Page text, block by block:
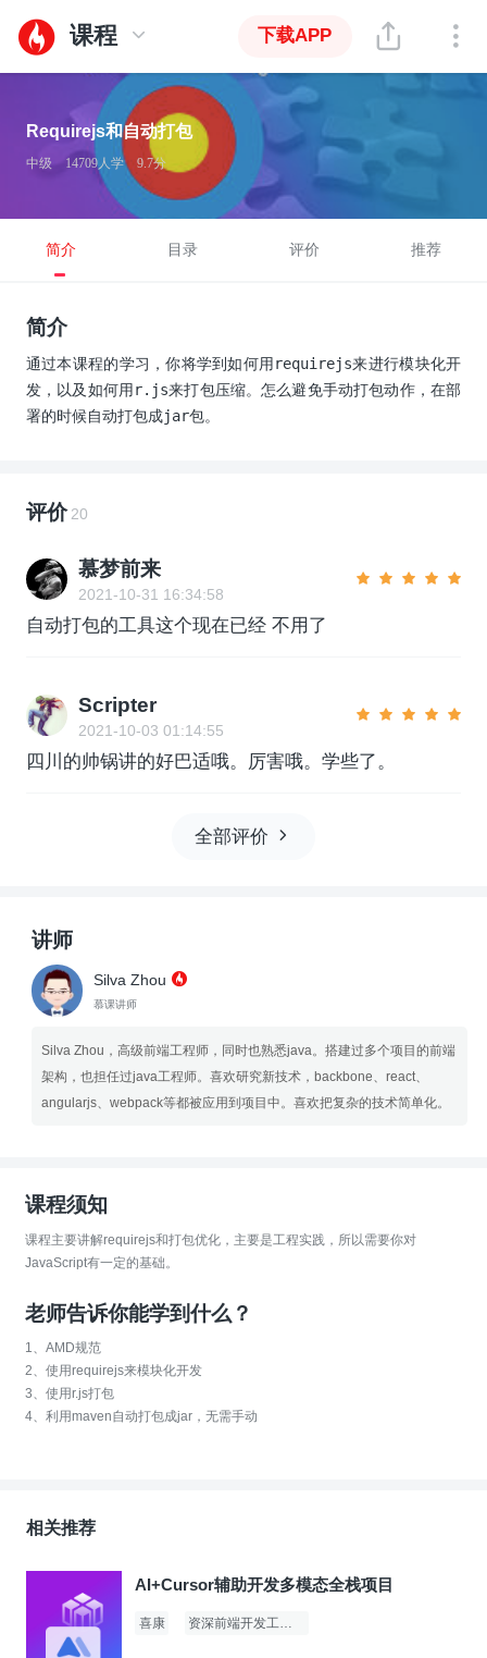
课程 下载APP
Requirejs和自动打包
中级 14709人学 9.7分
简介 目录 评价 推荐
简介
通过本课程的学习，你将学到如何用requirejs来进行模块化开
发，以及如何用r.js来打包压缩。怎么避免手动打包动作，在部
署的时候自动打包成jar包。
评价 20
慕梦前来
2021-10-31 16:34:58
自动打包的工具这个现在已经 不用了
Scripter
2021-10-03 01:14:55
四川的帅锅讲的好巴适哦。厉害哦。学些了。
全部评价
讲师
Silva Zhou
慕课讲师
Silva Zhou，高级前端工程师，同时也熟悉java。搭建过多个项目的前端
架构，也担任过java工程师。喜欢研究新技术，backbone、react、
angularjs、webpack等都被应用到项目中。喜欢把复杂的技术简单化。
课程须知
课程主要讲解requirejs和打包优化，主要是工程实践，所以需要你对
JavaScript有一定的基础。
老师告诉你能学到什么？
1、AMD规范
2、使用requirejs来模块化开发
3、使用r.js打包
4、利用maven自动打包成jar，无需手动
相关推荐
AI+Cursor辅助开发多模态全栈项目
喜康